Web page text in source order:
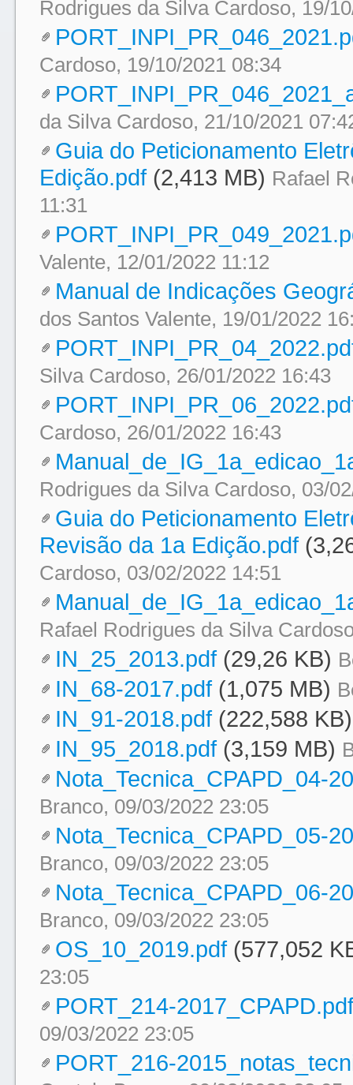
Rodrigues da Silva Cardoso, 19/
Cardoso, 19/10/2021 08:34
da Silva Cardoso, 21/10/2021
Guia do Peticionamento
Edição.pdf (2,413 MB) Rafael
11:31
Valente, 12/01/2022 11:12
Manual de Indicações
dos Santos Valente, 19/01/2022
Silva Cardoso, 26/01/2022 16:43
Cardoso, 26/01/2022 16:43
Rodrigues da Silva Cardoso, 03/
Guia do Peticionamento
Revisão da 1a Edição.pdf
Cardoso, 03/02/2022 14:51
Rafael Rodrigues da Silva
IN_25_2013.pdf (29,26 KB)
IN_68-2017.pdf (1,075 MB)
IN_91-2018.pdf (222,588 KB)
IN_95_2018.pdf (3,159 MB)
Nota_Tecnica_CPAPD_04-
Branco, 09/03/2022 23:05
Nota_Tecnica_CPAPD_05-
Branco, 09/03/2022 23:05
Nota_Tecnica_CPAPD_06-
Branco, 09/03/2022 23:05
OS_10_2019.pdf (577,052
23:05
PORT_214-2017_CPAPD.pdf
09/03/2022 23:05
PORT_216-